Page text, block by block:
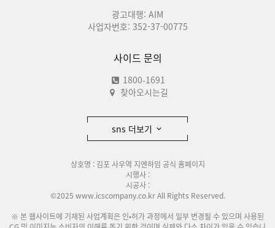
광고대행: AIM
사업자번호: 352-37-00775
사이드 문의
1800-1691
찾아오시는길
sns 더보기
상호명 : 김포 사우역 지엔하임 공식 홈페이지
시행사 :
시공사 :
©2025 www.icscompany.co.kr All Rights Reserved.
※ 본 웹사이트에 기재된 사업계획은 인•허가 과정에서 일부 변경될 수 있으며 사용된